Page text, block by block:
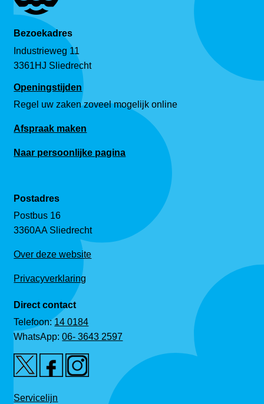
Bezoekadres
Industrieweg 11
3361HJ Sliedrecht
Openingstijden
Regel uw zaken zoveel mogelijk online
Afspraak maken
Naar persoonlijke pagina
Postadres
Postbus 16
3360AA Sliedrecht
Over deze website
Privacyverklaring
Direct contact
Telefoon:14 0184
WhatsApp:06- 3643 2597
Servicelijn